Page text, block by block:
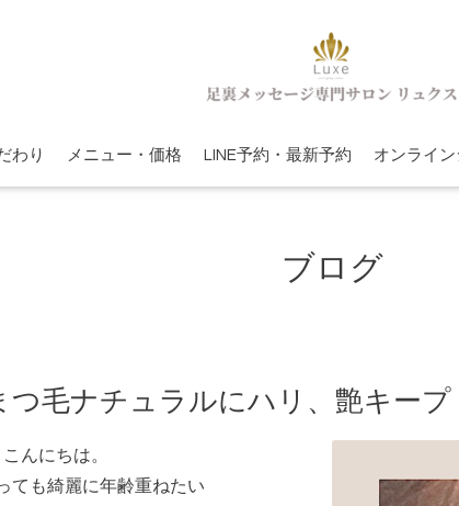
わり メニュー・価格 LINE予約・最新予約 オンライ
ブログ
つ毛ナチュラルにハリ、艶キー
こんにちは。
ても綺麗に年齢重ねたい